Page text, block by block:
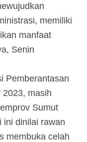
memiliki
manfaat
Senin
Pemberantasan
2023, masih
Sumut
ini dinilai rawan
membuka celah